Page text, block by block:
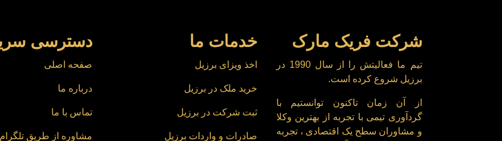
دسترسی
صفحه اصلی
درباره ما
تماس با ما
مشاوره از طریق تلگرام
خدمات ما
اخذ ویزای برزیل
خرید ملک در برزیل
ثبت شرکت در برزیل
صادرات و واردات برزیل
شرکت فریک مارک
تیم ما فعالیتش را از سال 1990 در
برزیل شروع کرده است.
از آن زمان تاکنون توانستیم با
گردآوری تیمی با تجربه از بهترین وکلا
و مشاوران سطح یک اقتصادی ، تجربه